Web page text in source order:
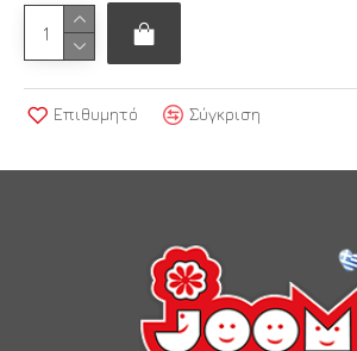
Επιθυμητό Σύγκριση